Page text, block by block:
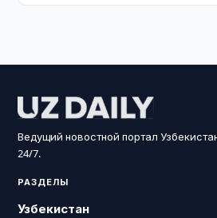
Ведущий новостной портал
24/7.
РАЗДЕЛЫ
Узбекистан